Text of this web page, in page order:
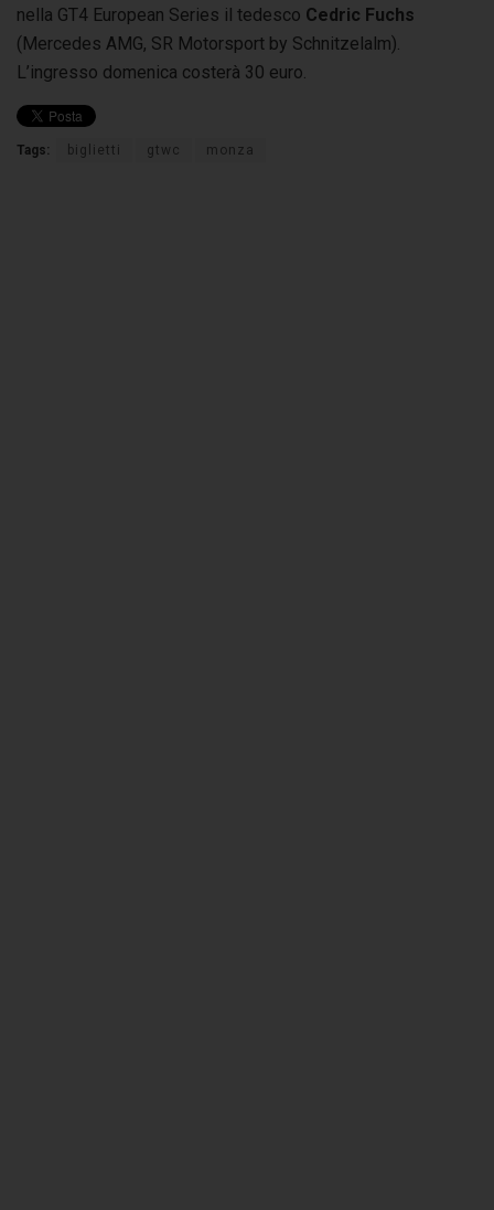
nella GT4 European Series il tedesco Cedric Fuchs
(Mercedes AMG, SR Motorsport by Schnitzelalm).
L’ingresso domenica costerà 30 euro.
Tags: biglietti gtwc monza